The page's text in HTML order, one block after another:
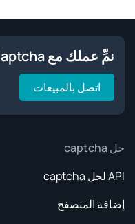
نمِّ عملك مع 2Captcha
اتصل بالمبيعات
حل captcha
API لحل captcha
إضافة المتصفح